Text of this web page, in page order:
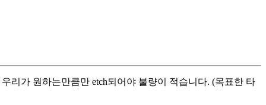
리가 원하는만큼만 etch되어야 불량이 적습니다. (목표한 타